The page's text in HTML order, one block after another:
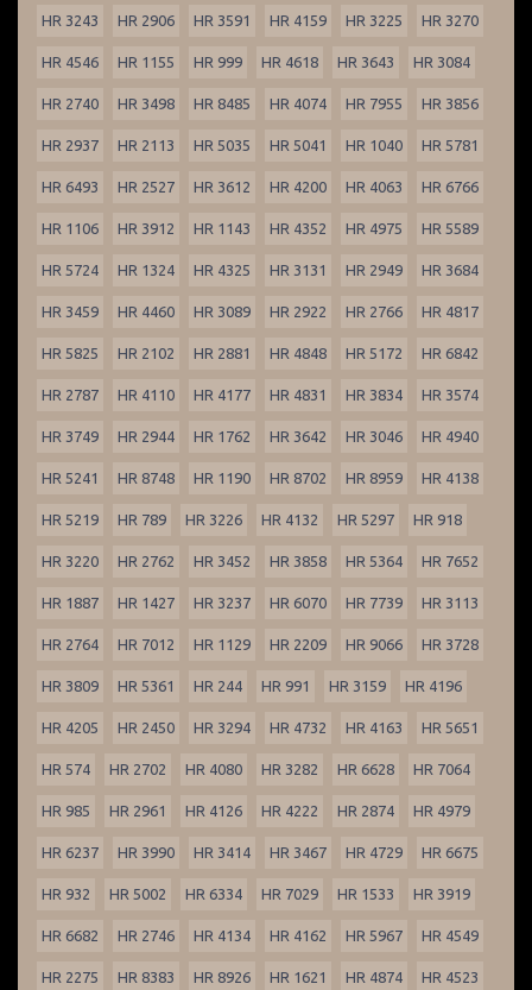
HR 3243 HR 2906 HR 3591 HR 4159 HR 3225 HR 3270
HR 4546 HR 1155 HR 999 HR 4618 HR 3643 HR 3084
HR 2740 HR 3498 HR 8485 HR 4074 HR 7955 HR 3856
HR 2937 HR 2113 HR 5035 HR 5041 HR 1040 HR 5781
HR 6493 HR 2527 HR 3612 HR 4200 HR 4063 HR 6766
HR 1106 HR 3912 HR 1143 HR 4352 HR 4975 HR 5589
HR 5724 HR 1324 HR 4325 HR 3131 HR 2949 HR 3684
HR 3459 HR 4460 HR 3089 HR 2922 HR 2766 HR 4817
HR 5825 HR 2102 HR 2881 HR 4848 HR 5172 HR 6842
HR 2787 HR 4110 HR 4177 HR 4831 HR 3834 HR 3574
HR 3749 HR 2944 HR 1762 HR 3642 HR 3046 HR 4940
HR 5241 HR 8748 HR 1190 HR 8702 HR 8959 HR 4138
HR 5219 HR 789 HR 3226 HR 4132 HR 5297 HR 918
HR 3220 HR 2762 HR 3452 HR 3858 HR 5364 HR 7652
HR 1887 HR 1427 HR 3237 HR 6070 HR 7739 HR 3113
HR 2764 HR 7012 HR 1129 HR 2209 HR 9066 HR 3728
HR 3809 HR 5361 HR 244 HR 991 HR 3159 HR 4196
HR 4205 HR 2450 HR 3294 HR 4732 HR 4163 HR 5651
HR 574 HR 2702 HR 4080 HR 3282 HR 6628 HR 7064
HR 985 HR 2961 HR 4126 HR 4222 HR 2874 HR 4979
HR 6237 HR 3990 HR 3414 HR 3467 HR 4729 HR 6675
HR 932 HR 5002 HR 6334 HR 7029 HR 1533 HR 3919
HR 6682 HR 2746 HR 4134 HR 4162 HR 5967 HR 4549
HR 2275 HR 8383 HR 8926 HR 1621 HR 4874 HR 4523